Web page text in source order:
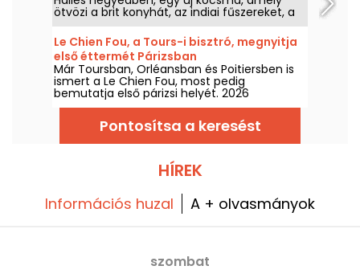
ötvözi a brit konyhát, az indiai fűszereket, a
házi koktélokat és a kézműves söröket egy
olyan dekorral, amelyet Jim Hamilton
tervezett.
Le Chien Fou, a Tours-i bisztró, megnyitja
első éttermét Párizsban
Már Toursban, Orléansban és Poitiersben is
ismert a Le Chien Fou, most pedig
bemutatja első párizsi helyét. 2026
szeptemberének közepétől ez a bisztró,
amelyet a házias konyhájáról, a megosztott
fogásokról és a borkincséről ismernek,
megnyitja kapuit a rue Feydeau-n, Párizs 2.
Pontosítsa a keresést
HÍREK
Információs huzal A + olvasmányok
szombat